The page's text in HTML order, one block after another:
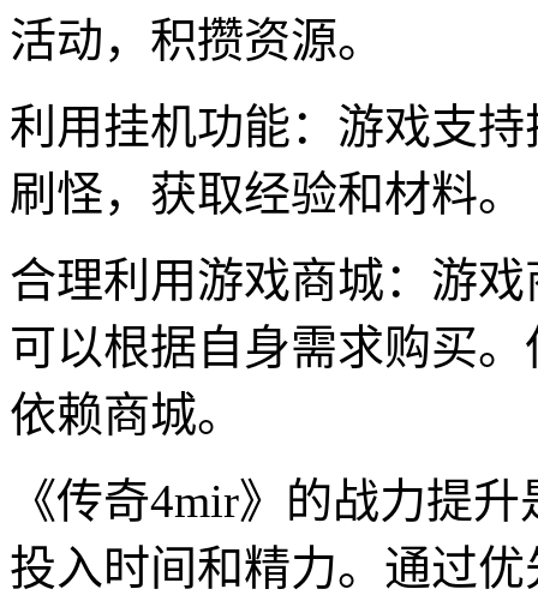
活动，积攒资源。
利用挂机功能：游戏支
刷怪，获取经验和材料。
合理利用游戏商城：游
可以根据自身需求购买
依赖商城。
《传奇4mir》的战力提
投入时间和精力。通过